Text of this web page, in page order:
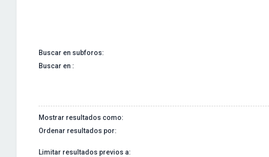
Buscar en subforos:
Buscar en :
Mostrar resultados como:
Ordenar resultados por:
Limitar resultados previos a: